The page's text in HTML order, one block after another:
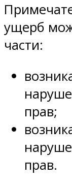
ущерб
части:
прав;
прав.